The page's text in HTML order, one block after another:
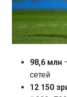
98,6 млн
сетей
12 150